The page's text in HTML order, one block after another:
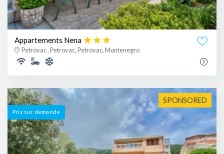
Appartements Nena
Petrovac , Petrovac, Petrovac, Montenegro
SPONSORED
Prix ​​sur demande